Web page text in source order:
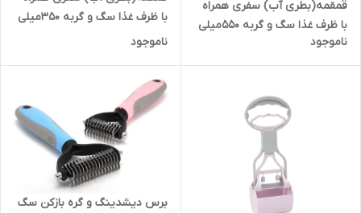
قمقمه(بطری آب) سفری همراه
با ظرف غذا سگ و گربه 550میلی
لیتر
ناموجود
با ظرف غذا سگ و گربه 350میلی
لیتر
ناموجود
برس دیشدینگ و گره بازکن سگ